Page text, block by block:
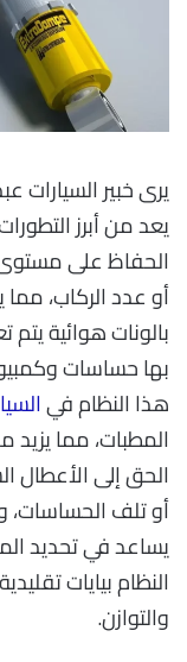
يرى خبير السيارات
يعد من أبرز
الحفاظ على مستوى
أو عدد الركاب، مما
بالونات هوائية
بها حساسات
هذا النظام في
المطبات، مما يزيد
الحق إلى الأعطال
أو تلف
يساعد في تحديد
النظام بيايات
والتوازن.